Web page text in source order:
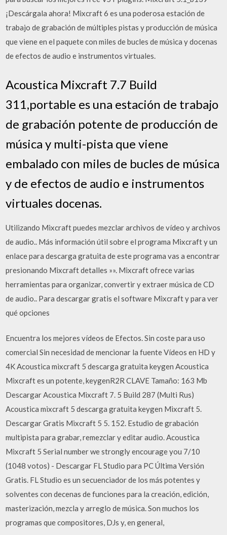
¡Descárgala ahora! Mixcraft 6 es una poderosa estación de
trabajo de grabación de múltiples pistas y producción de música
que viene en el paquete con miles de bucles de música y docenas
de efectos de audio e instrumentos virtuales.
Acoustica Mixcraft 7.7 Build
311,portable es una estación de trabajo
de grabación potente de producción de
música y multi-pista que viene
embalado con miles de bucles de música
y de efectos de audio e instrumentos
virtuales docenas.
Utilizando Mixcraft puedes mezclar archivos de vídeo y archivos
de audio.. Más información útil sobre el programa Mixcraft y un
enlace para descarga gratuita de este programa vas a encontrar
presionando Mixcraft detalles »». Mixcraft ofrece varias
herramientas para organizar, convertir y extraer música de CD
de audio.. Para descargar gratis el software Mixcraft y para ver
qué opciones
Encuentra los mejores vídeos de Efectos. Sin coste para uso
comercial Sin necesidad de mencionar la fuente Vídeos en HD y
4K Acoustica mixcraft 5 descarga gratuita keygen Acoustica
Mixcraft es un potente, keygenR2R CLAVE Tamaño: 163 Mb
Descargar Acoustica Mixcraft 7. 5 Build 287 (Multi Rus)
Acoustica mixcraft 5 descarga gratuita keygen Mixcraft 5.
Descargar Gratis Mixcraft 5 5. 152. Estudio de grabación
multipista para grabar, remezclar y editar audio. Acoustica
Mixcraft 5 Serial number we strongly encourage you 7/10
(1048 votos) - Descargar FL Studio para PC Última Versión
Gratis. FL Studio es un secuenciador de los más potentes y
solventes con decenas de funciones para la creación, edición,
masterización, mezcla y arreglo de música. Son muchos los
programas que compositores, DJs y, en general,